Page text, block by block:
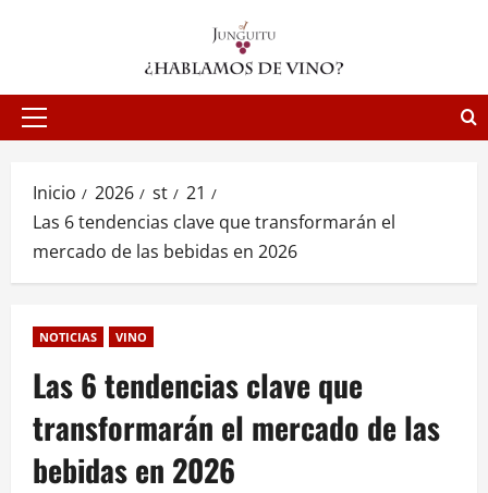
Menú
Inicio 2026 st
21
Las 6 tendencias clave que transformarán el
mercado de las bebidas en 2026
NOTICIAS VINO
Las 6 tendencias clave que
transformarán el mercado de las
bebidas en 2026